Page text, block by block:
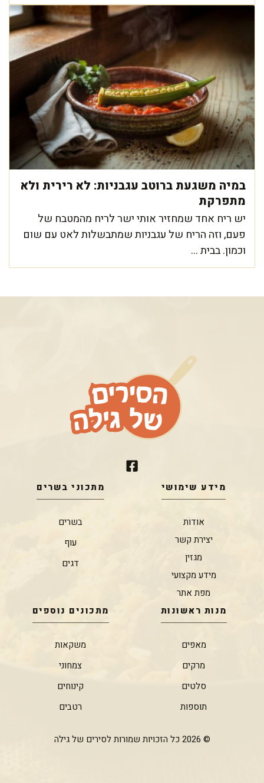
במיה משגעת ברוטב עגבניות: לא רירית ולא
מתפרקת
יש ריח אחד שמחזיר אותי ישר לריח מהמטבח של
פעם, וזה הריח של עגבניות שמתבשלות לאט עם שום
וכמון. בבית ...
מידע שימושי
אודות
יצירת קשר
מגזין
מידע מקצועי
מפת אתר
מתכוני בשרים
בשרים
עוף
דגים
מנות ראשונות
מאפים
מרקים
סלטים
תוספות
מתכונים נוספים
משקאות
צמחוני
קינוחים
רטבים
© 2026 כל הזכויות שמורות לסירים של גילה